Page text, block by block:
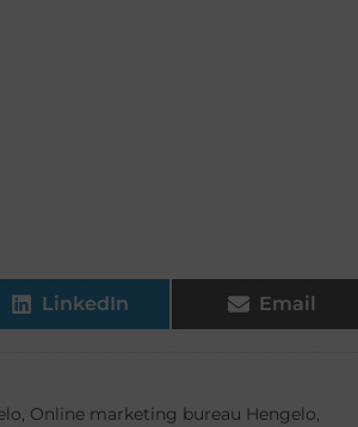
LinkedIn Email
, Online marketing bureau Hengelo,